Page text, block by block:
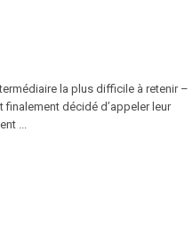
la plus difficile à retenir –
décidé d’appeler leur
...